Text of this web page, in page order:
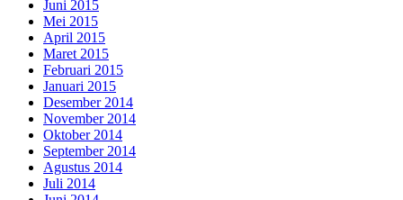
Juni 2015
Mei 2015
April 2015
Maret 2015
Februari 2015
Januari 2015
Desember 2014
November 2014
Oktober 2014
September 2014
Agustus 2014
Juli 2014